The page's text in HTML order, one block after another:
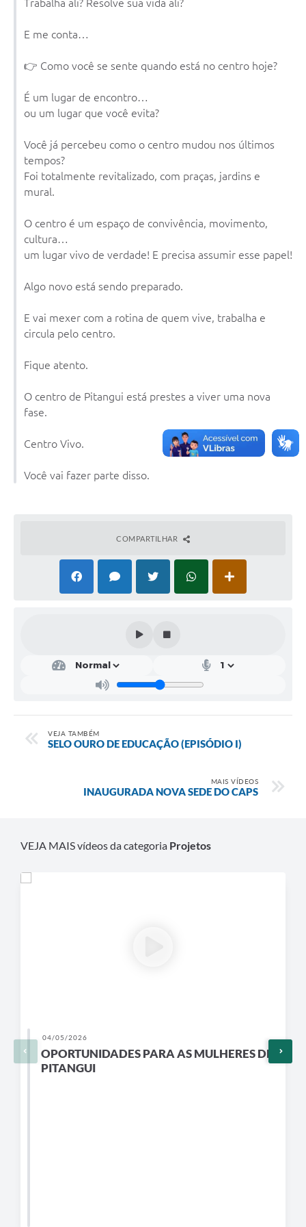
Carta de Serviços
Turismo
Obras
Secretarias
Contas Públicas
Legislação
Links
Serviços Online
Transparência
A Prefeitura
E me conta…
👉 Como você se sente quando está no centro hoje?
É um lugar de encontro…
ou um lugar que você evita?
Você já percebeu como o centro mudou nos últimos
tempos?
Foi totalmente revitalizado, com praças, jardins e
mural.
O centro é um espaço de convivência, movimento,
cultura…
um lugar vivo de verdade! E precisa assumir esse papel!
Algo novo está sendo preparado.
E vai mexer com a rotina de quem vive, trabalha e
circula pelo centro.
Fique atento.
O centro de Pitangui está prestes a viver uma nova
fase.
Centro Vivo.
Você vai fazer parte disso.
COMPARTILHAR
VEJA TAMBÉM
SELO OURO DE EDUCAÇÃO (EPISÓDIO I)
MAIS VÍDEOS
INAUGURADA NOVA SEDE DO CAPS
VEJA MAIS vídeos da categoria Projetos
PARA AS MULHERES DE
SENAC